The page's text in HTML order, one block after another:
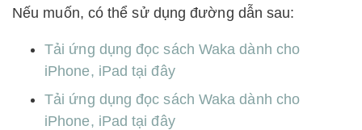
Nếu muốn, có thể sử dụng đường dẫn sau:
Tải ứng dụng đọc sách Waka dành cho
iPhone, iPad tại đây
Tải ứng dụng đọc sách Waka dành cho
iPhone, iPad tại đây